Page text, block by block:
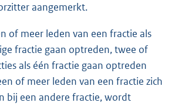
aangemerkt.
of meer leden van een fractie als
fractie gaan optreden, twee of
als één fractie gaan optreden
of meer leden van een fractie zich
bij een andere fractie, wordt